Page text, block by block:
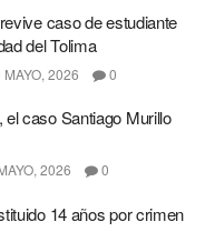
caso de estudiante
del Tolima
2026 0
caso Santiago Murillo
2026 0
14 años por crimen